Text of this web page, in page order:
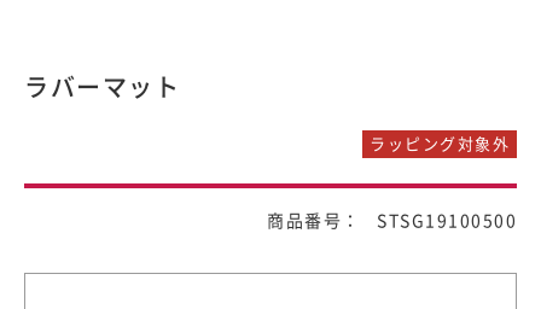
ラバーマット
ラッピング対象外
商品番号： STSG19100500